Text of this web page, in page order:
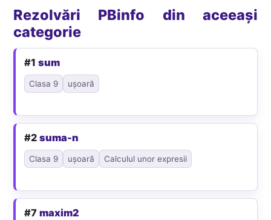
Rezolvări PBinfo din aceeași
categorie
#1sum
Clasa 9 ușoară
#2suma-n
Clasa 9 ușoară Calculul unor expresii
#7maxim2